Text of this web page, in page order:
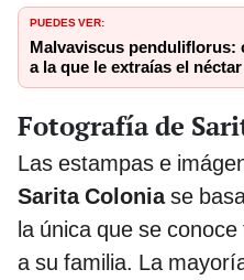
PUEDES VER:
Malvaviscus penduliflorus:
a la que le extraías el
Fotografía de
Las estampas e
Sarita Coloniase
la única que se
a su familia. La